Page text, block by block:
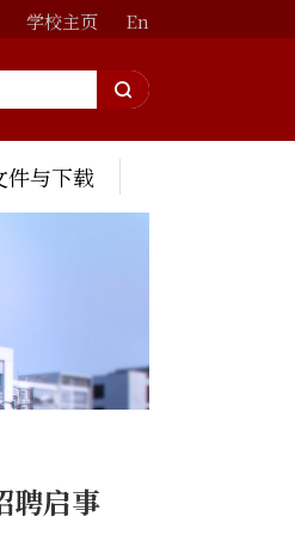
学校主页 En
件与下载
聘启事